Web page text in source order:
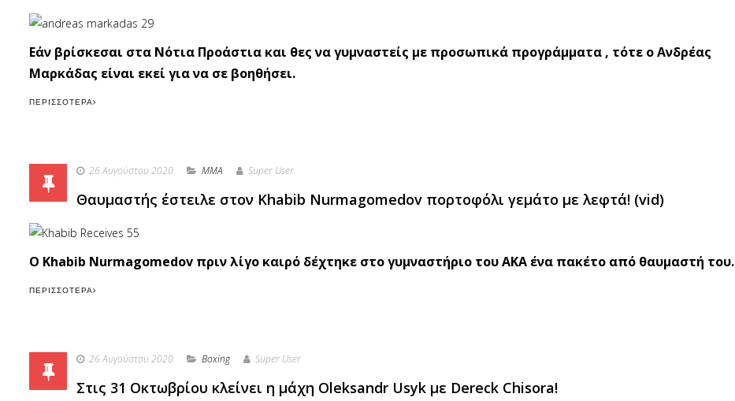
Εάν βρίσκεσαι στα Νότια Προάστια και θες να γυμναστείς με προσωπικά προγράμματα , τότε ο Ανδρέας
Μαρκάδας είναι εκεί για να σε βοηθήσει.
ΠΕΡΙΣΣΌΤΕΡΑ
26 Αυγούστου 2020 MMA Super User
Θαυμαστής έστειλε στον Khabib Nurmagomedov πορτοφόλι γεμάτο με λεφτά! (vid)
Ο Khabib Nurmagomedov πριν λίγο καιρό δέχτηκε στο γυμναστήριο του ΑΚΑ ένα πακέτο από θαυμαστή του.
ΠΕΡΙΣΣΌΤΕΡΑ
26 Αυγούστου 2020 Boxing Super User
Στις 31 Οκτωβρίου κλείνει η μάχη Oleksandr Usyk με Dereck Chisora!